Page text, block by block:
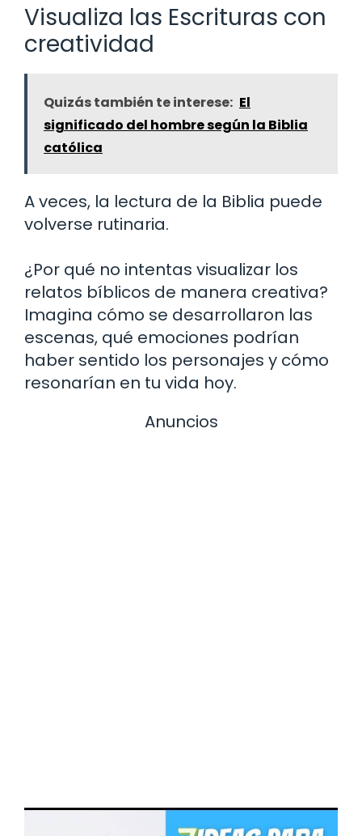
Visualiza las Escrituras con
creatividad
Quizás también te interese: El
significado del hombre según la Biblia
católica
A veces, la lectura de la Biblia puede
volverse rutinaria.
¿Por qué no intentas visualizar los
relatos bíblicos de manera creativa?
Imagina cómo se desarrollaron las
escenas, qué emociones podrían
haber sentido los personajes y cómo
resonarían en tu vida hoy.
Anuncios